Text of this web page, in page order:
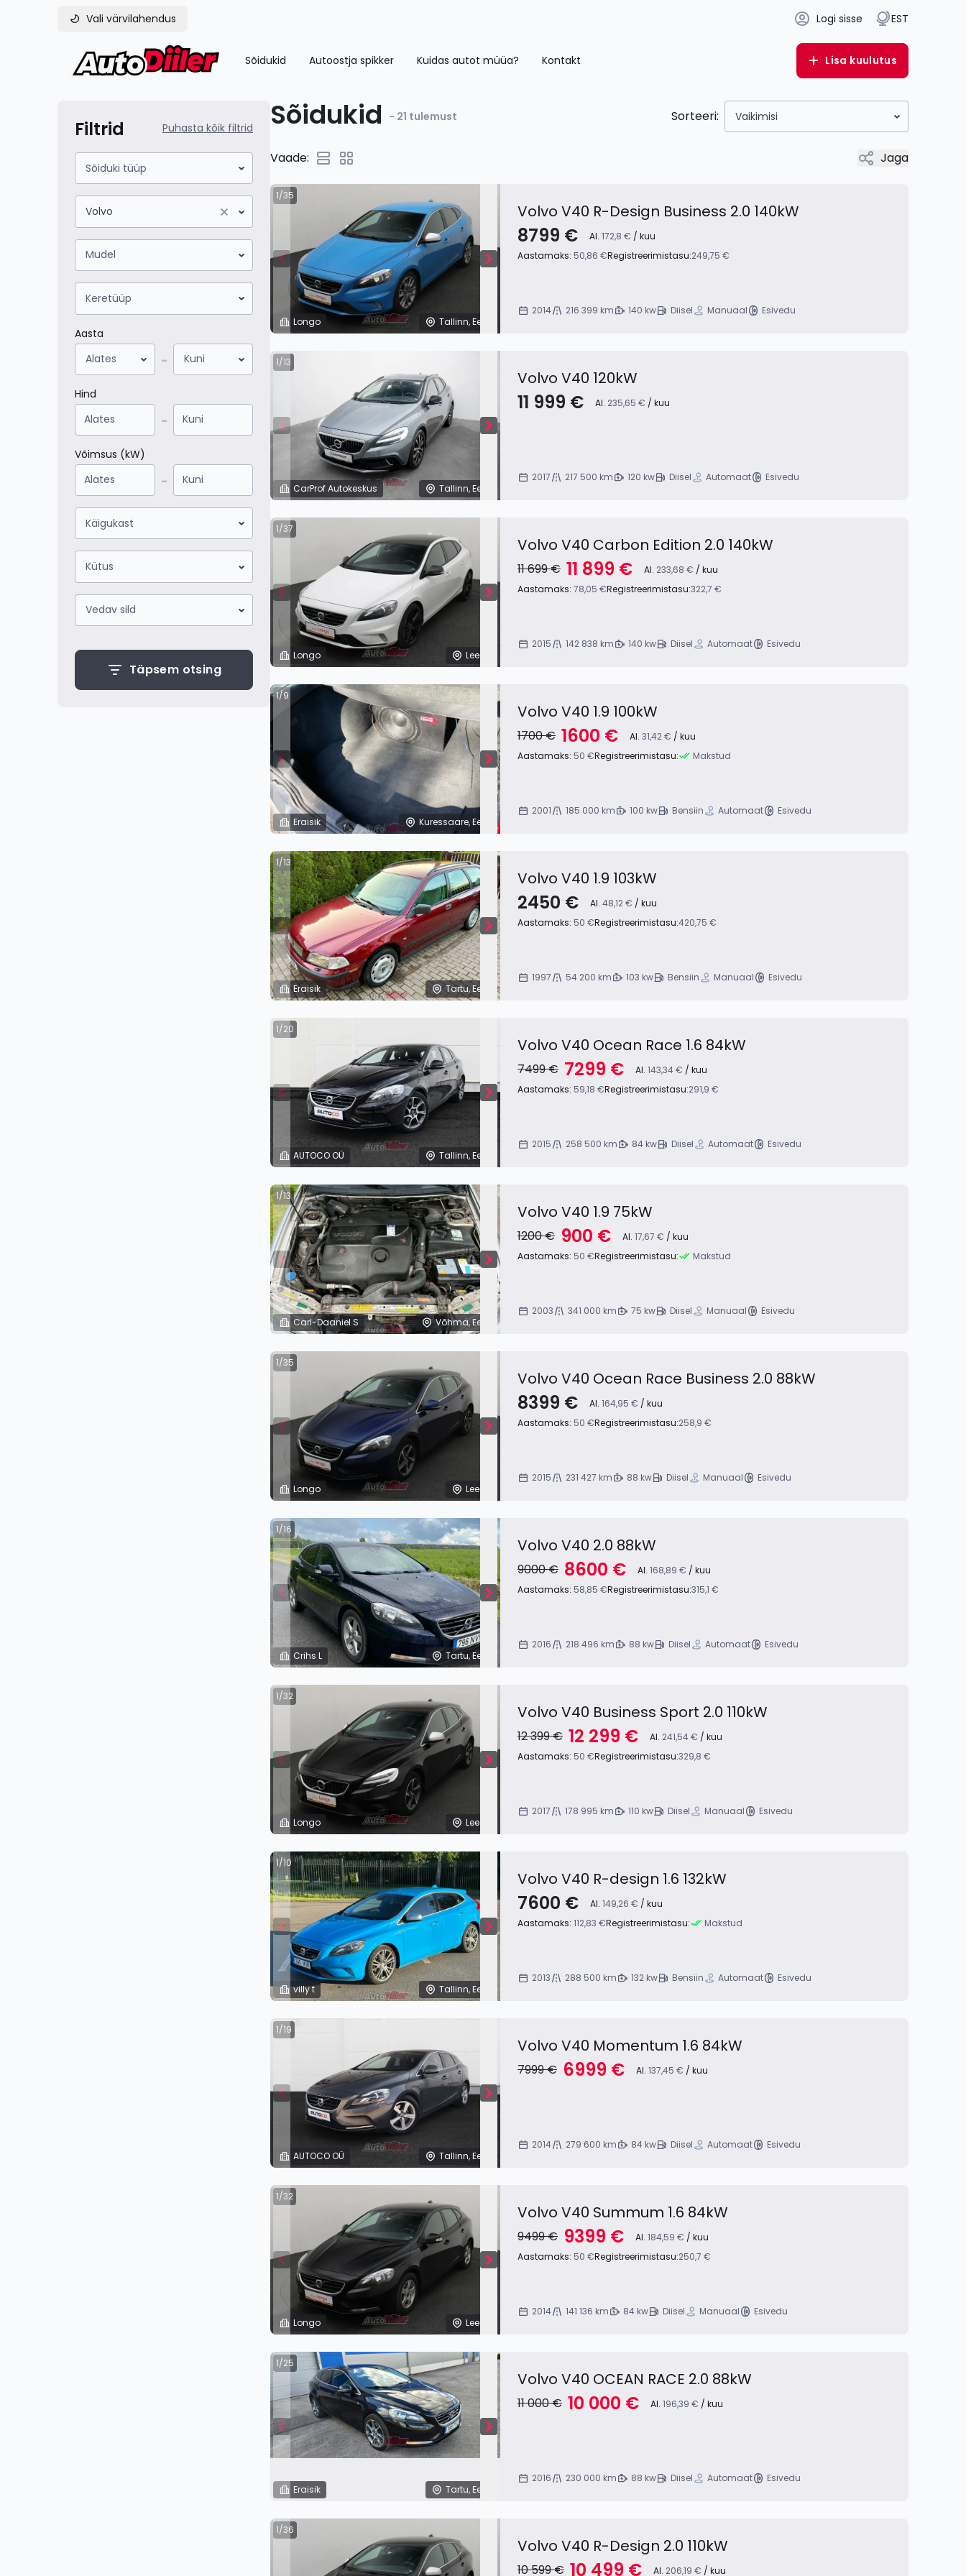
Vali värvilahendus Logi sisse EST
Sõidukid Autoostja spikker Kuidas autot müüa? Kontakt Lisa kuulutus
Filtrid Puhasta kõik filtrid
Sõiduki tüüp
Volvo
Volvo
Mudel
Keretüüp
Aasta
Alates
- Kuni
Hind
-
Võimsus (kW)
-
Käigukast
Kütus
Vedav sild
Täpsem otsing
Sõidukid - 21 tulemust Sorteeri: Vaikimisi
Vaade: Jaga
Longo Tallinn, Eesti
1/35
Volvo V40 R-Design Business 2.0 140kW
8799 € Al. 172,8 € / kuu
Aastamaks: 50,86 €Registreerimistasu:249,75 €
2014 216 399 km 140 kw Diisel Manuaal Esivedu
CarProf Autokeskus Tallinn, Eesti
1/13
Volvo V40 120kW
11 999 € Al. 235,65 € / kuu
2017 217 500 km 120 kw Diisel Automaat Esivedu
Longo Leedu
1/37
Volvo V40 Carbon Edition 2.0 140kW
11 699 € 11 899 € Al. 233,68 € / kuu
Aastamaks: 78,05 €Registreerimistasu:322,7 €
2015 142 838 km 140 kw Diisel Automaat Esivedu
Eraisik Kuressaare, Eesti
1/9
Volvo V40 1.9 100kW
1700 € 1600 € Al. 31,42 € / kuu
Aastamaks: 50 €Registreerimistasu: Makstud
2001 185 000 km 100 kw Bensiin Automaat Esivedu
Eraisik Tartu, Eesti
1/13
Volvo V40 1.9 103kW
2450 € Al. 48,12 € / kuu
Aastamaks: 50 €Registreerimistasu:420,75 €
1997 54 200 km 103 kw Bensiin Manuaal Esivedu
AUTOCO OÜ Tallinn, Eesti
1/20
Volvo V40 Ocean Race 1.6 84kW
7499 € 7299 € Al. 143,34 € / kuu
Aastamaks: 59,18 €Registreerimistasu:291,9 €
2015 258 500 km 84 kw Diisel Automaat Esivedu
Carl-Daaniel S Võhma, Eesti
1/13
Volvo V40 1.9 75kW
1200 € 900 € Al. 17,67 € / kuu
Aastamaks: 50 €Registreerimistasu: Makstud
2003 341 000 km 75 kw Diisel Manuaal Esivedu
Longo Leedu
1/35
Volvo V40 Ocean Race Business 2.0 88kW
8399 € Al. 164,95 € / kuu
Aastamaks: 50 €Registreerimistasu:258,9 €
2015 231 427 km 88 kw Diisel Manuaal Esivedu
Crihs L Tartu, Eesti
1/16
Volvo V40 2.0 88kW
9000 € 8600 € Al. 168,89 € / kuu
Aastamaks: 58,85 €Registreerimistasu:315,1 €
2016 218 496 km 88 kw Diisel Automaat Esivedu
Longo Leedu
1/32
Volvo V40 Business Sport 2.0 110kW
12 399 € 12 299 € Al. 241,54 € / kuu
Aastamaks: 50 €Registreerimistasu:329,8 €
2017 178 995 km 110 kw Diisel Manuaal Esivedu
villy t Tallinn, Eesti
1/10
Volvo V40 R-design 1.6 132kW
7600 € Al. 149,26 € / kuu
Aastamaks: 112,83 €Registreerimistasu: Makstud
2013 288 500 km 132 kw Bensiin Automaat Esivedu
AUTOCO OÜ Tallinn, Eesti
1/19
Volvo V40 Momentum 1.6 84kW
7999 € 6999 € Al. 137,45 € / kuu
2014 279 600 km 84 kw Diisel Automaat Esivedu
Longo Leedu
1/32
Volvo V40 Summum 1.6 84kW
9499 € 9399 € Al. 184,59 € / kuu
Aastamaks: 50 €Registreerimistasu:250,7 €
2014 141 136 km 84 kw Diisel Manuaal Esivedu
Eraisik Tartu, Eesti
1/25
Volvo V40 OCEAN RACE 2.0 88kW
11 000 € 10 000 € Al. 196,39 € / kuu
2016 230 000 km 88 kw Diisel Automaat Esivedu
1/36
Volvo V40 R-Design 2.0 110kW
10 599 € 10 499 € Al. 206,19 € / kuu